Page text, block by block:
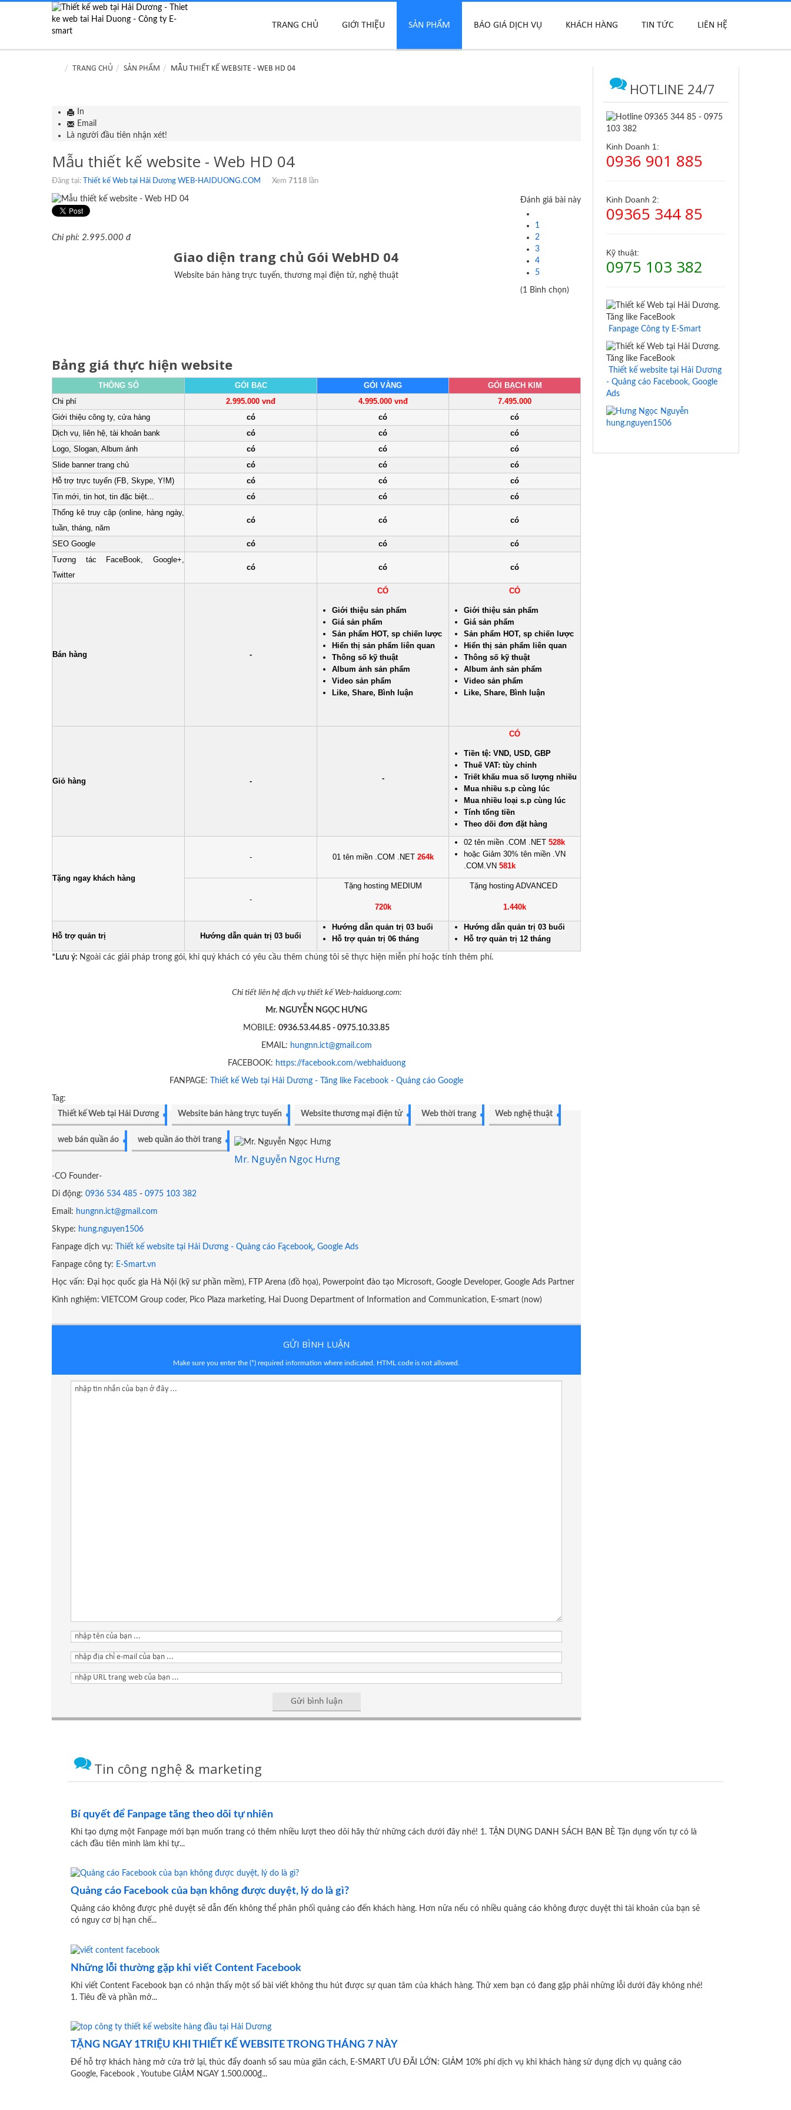
TRANG CHỦ GIỚI THIỆU SẢN PHẨM BÁO GIÁ DỊCH VỤ KHÁCH HÀNG TIN TỨC LIÊN HỆ
TRANG CHỦ SẢN PHẨM MẪU THIẾT KẾ WEBSITE - WEB HD 04
In
Email
Là người đầu tiên nhận xét!
Mẫu thiết kế website - Web HD 04
Đăng tại: Thiết kế Web tại Hải Dương WEB-HAIDUONG.COM Xem 7118 lần
Đánh giá bài này
1
2
3
4
5
(1 Bình chọn)
Chi phí: 2.995.000 đ
Giao diện trang chủ Gói WebHD 04
Website bán hàng trực tuyến, thương mại điện tử, nghệ thuật
Bảng giá thực hiện website
THÔNG SỐ GÓI BẠC GÓI VÀNG
GÓI BẠCH KIM
Chi phí
2.995.000 vnđ 4.995.000 vnđ
7.495.000
Giới thiệu công ty, cửa hàng
có có
có
Dịch vụ, liên hệ, tài khoản bank
có có
có
Logo, Slogan, Album ảnh
có có
có
Slide banner trang chủ
có có
có
Hỗ trợ trực tuyến (FB, Skype, Y!M)
có có
có
Tin mới, tin hot, tin đặc biệt...
có có
có
Thống kê truy cập (online, hàng ngày,
tuần, tháng, năm
có có có
SEO Google có có
có
Tương tác FaceBook, Google+,
Twitter
có có có
Bán hàng -
CÓ
Giới thiệu sản phẩm
Giá sản phẩm
Sản phẩm HOT, sp chiến lược
Hiển thị sản phẩm liên quan
Thông số kỹ thuật
Album ảnh sản phẩm
Video sản phẩm
Like, Share, Bình luận
CÓ
Giới thiệu sản phẩm
Giá sản phẩm
Sản phẩm HOT, sp chiến lược
Hiển thị sản phẩm liên quan
Thông số kỹ thuật
Album ảnh sản phẩm
Video sản phẩm
Like, Share, Bình luận
Giỏ hàng - -
CÓ
Tiền tệ: VND, USD, GBP
Thuế VAT: tùy chỉnh
Triết khấu mua số lượng nhiều
Mua nhiều s.p cùng lúc
Mua nhiều loại s.p cùng lúc
Tính tổng tiền
Theo dõi đơn đặt hàng
Tặng ngay khách hàng
- 01 tên miền .COM .NET 264k
02 tên miền .COM .NET 528k
hoặc Giảm 30% tên miền .VN
.COM.VN 581k
-
Tặng hosting MEDIUM
720k
Tặng hosting ADVANCED
1.440k
Hỗ trợ quản trị Hướng dẫn quản trị 03 buổi
Hướng dẫn quản trị 03 buổi
Hỗ trợ quản trị 06 tháng
Hướng dẫn quản trị 03 buổi
Hỗ trợ quản trị 12 tháng
*Lưu ý: Ngoài các giải pháp trong gói, khi quý khách có yêu cầu thêm chúng tôi sẽ thực hiện miễn phí hoặc tính thêm phí.
Chi tiết liên hệ dịch vụ thiết kế Web-haiduong.com:
Mr. NGUYỄN NGỌC HƯNG
MOBILE:0936.53.44.85 - 0975.10.33.85
EMAIL: hungnn.ict@gmail.com
FACEBOOK: https://facebook.com/webhaiduong
FANPAGE: Thiết kế Web tại Hải Dương - Tăng like Facebook - Quảng cáo Google
Tag:
Thiết kế Web tại Hải Dương
Website bán hàng trực tuyến Website thương mại điện tử Web thời trang Web nghệ thuật
web bán quần áo web quần áo thời trang
Mr. Nguyễn Ngọc Hưng
-CO Founder-
Di động: 0936 534 485 - 0975 103 382
Email: hungnn.ict@gmail.com
Skype: hung.nguyen1506
Fanpage dịch vụ: Thiết kế website tại Hải Dương - Quảng cáo Fącebooᶄ, Google Ads
Fanpage công ty: E-Smart.vn
Học vấn: Đại học quốc gia Hà Nội (kỹ sư phần mềm), FTP Arena (đồ họa), Powerpoint đào tạo Microsoft, Google Developer, Google Ads Partner
Kinh nghiệm: VIETCOM Group coder, Pico Plaza marketing, Hai Duong Department of Information and Communication, E-smart (now)
GỬI BÌNH LUẬN
Make sure you enter the (*) required information where indicated. HTML code is not allowed.
HOTLINE 24/7
Kinh Doanh 1:
0936 901 885
Kinh Doanh 2:
09365 344 85
Kỹ thuật:
0975 103 382
Fanpage Công ty E-Smart
Thiết kế website tại Hải Dương
- Quảng cáo Facebook, Google
Ads
hung.nguyen1506
Tin công nghệ & marketing
Bí quyết để Fanpage tăng theo dõi tự nhiên
Khi tạo dựng một Fanpage mới bạn muốn trang có thêm nhiều lượt theo dõi hãy thử những cách dưới đây nhé! 1. TẬN DỤNG DANH SÁCH BẠN BÈ Tận dụng vốn tự có là
cách đầu tiên mình làm khi tự...
Quảng cáo Facebook của bạn không được duyệt, lý do là gì?
Quảng cáo không được phê duyệt sẽ dẫn đến không thể phân phối quảng cáo đến khách hàng. Hơn nữa nếu có nhiều quảng cáo không được duyệt thì tài khoản của bạn sẽ
có nguy cơ bị hạn chế...
Những lỗi thường gặp khi viết Content Facebook
Khi viết Content Facebook bạn có nhận thấy một số bài viết không thu hút được sự quan tâm của khách hàng. Thử xem bạn có đang gặp phải những lỗi dưới đây không nhé!
1. Tiêu đề và phần mở...
TẶNG NGAY 1TRIỆU KHI THIẾT KẾ WEBSITE TRONG THÁNG 7 NÀY
Để hỗ trợ khách hàng mở cửa trở lại, thúc đẩy doanh số sau mùa giãn cách, E-SMART ƯU ĐÃI LỚN: GIẢM 10% phí dịch vụ khi khách hàng sử dụng dịch vụ quảng cáo
Google, Facebook , Youtube GIẢM NGAY 1.500.000₫...